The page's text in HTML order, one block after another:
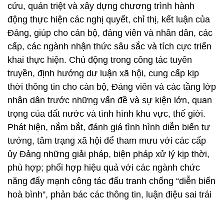
cứu, quán triệt và xây dựng chương trình hành
động thực hiện các nghị quyết, chỉ thị, kết luận của
Đảng, giúp cho cán bộ, đảng viên và nhân dân, các
cấp, các ngành nhận thức sâu sắc và tích cực triển
khai thực hiện. Chủ động trong công tác tuyên
truyền, định hướng dư luận xã hội, cung cấp kịp
thời thông tin cho cán bộ, Đảng viên và các tầng lớp
nhân dân trước những vấn đề và sự kiện lớn, quan
trọng của đất nước và tình hình khu vực, thế giới.
Phát hiện, nắm bắt, đánh giá tình hình diễn biến tư
tưởng, tâm trạng xã hội để tham mưu với các cấp
ủy Đảng những giải pháp, biện pháp xử lý kịp thời,
phù hợp; phối hợp hiệu quả với các ngành chức
năng đẩy mạnh công tác đấu tranh chống “diễn biến
hoà bình”, phản bác các thông tin, luận điệu sai trái